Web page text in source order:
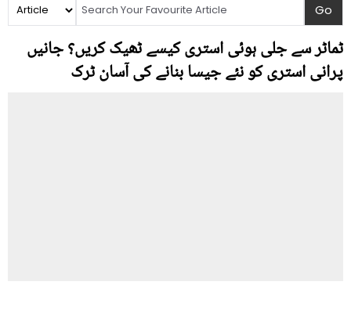
ٹماٹر سے جلی ہوئی استری کیسے ٹھیک کریں؟ جانیں
پرانی استری کو نئے جیسا بنانے کی آسان ٹرک